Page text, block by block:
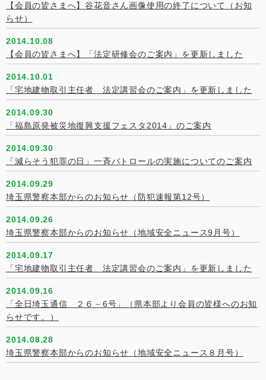
【会員の皆さまへ】谷花音さん画像使用の終了について（お知
らせ）
2014.10.08
【会員の皆さまへ】「法定研修会のご案内」を更新しました
2014.10.01
「宅地建物取引主任者 法定講習会のご案内」を更新しました
2014.09.30
「福島原発被災地復興支援フェスタ2014」のご案内
2014.09.30
「減らそう犯罪の日」一斉パトロールの実施についてのご案内
2014.09.29
埼玉県警察本部からのお知らせ（防犯速報第12号）
2014.09.26
埼玉県警察本部からのお知らせ（地域安全ニュース9月号）
2014.09.17
「宅地建物取引主任者 法定講習会のご案内」を更新しました
2014.09.16
「全日埼玉通信 ２６－6号」（県本部より会員の皆様へのお知
らせです。）
2014.08.28
埼玉県警察本部からのお知らせ（地域安全ニュース８月号）